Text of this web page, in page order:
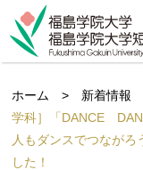
ホーム > 新着情報
学科］「DANCE
人もダンスでつながろ
した！